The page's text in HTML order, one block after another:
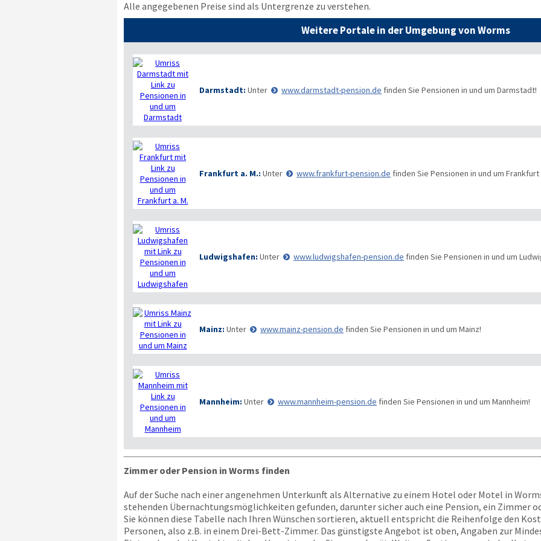
Alle angegebenen Preise sind als Untergrenze zu verstehen.
Weitere Portale in der Umgebung von Worms
Darmstadt: Unter www.darmstadt-pension.de finden Sie Pensionen in und um Darmstadt!
Frankfurt a. M.: Unter www.frankfurt-pension.de finden Sie Pensionen in und um Frankfurt
Ludwigshafen: Unter www.ludwigshafen-pension.de finden Sie Pensionen in und um
Mainz: Unter www.mainz-pension.de finden Sie Pensionen in und um Mainz!
Mannheim: Unter www.mannheim-pension.de finden Sie Pensionen in und um Mannheim!
Zimmer oder Pension in Worms finden
Auf der Suche nach einer angenehmen Unterkunft als Alternative zu einem Hotel oder Motel in
stehenden Übernachtungsmöglichkeiten gefunden, darunter sicher auch eine Pension, ein Zimmer
Sie können diese Tabelle nach Ihren Wünschen sortieren, aktuell entspricht die Reihenfolge den
Personen, also z.B. in einem Drei-Bett-Zimmer. Das günstigste Angebot ist oben, Angaben zur